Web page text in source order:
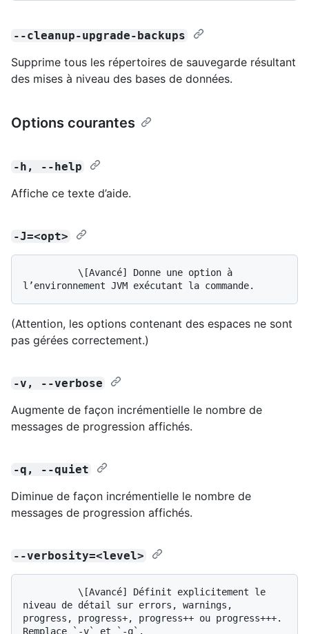
--cleanup-upgrade-backups
Supprime tous les répertoires de sauvegarde résultant
des mises à niveau des bases de données.
Options courantes
-h, --help
Affiche ce texte d’aide.
-J=<opt>
(Attention, les options contenant des espaces ne sont
pas gérées correctement.)
-v, --verbose
Augmente de façon incrémentielle le nombre de
messages de progression affichés.
-q, --quiet
Diminue de façon incrémentielle le nombre de
messages de progression affichés.
--verbosity=<level>
niveau de détail sur errors, warnings,
progress, progress+, progress++ ou progress+++.